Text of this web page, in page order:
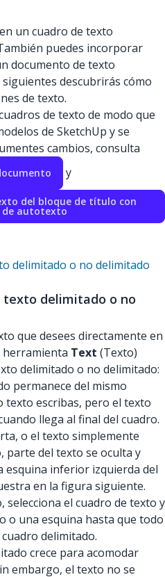
un cuadro de texto
puedes incorporar
documento de texto
descubrirás cómo
de texto.
de texto de modo que
de SketchUp y se
cambios, consulta
y
del bloque de título con
autotexto
delimitado o no delimitado
texto delimitado o no
que desees directamente en
herramienta Text (Texto)
delimitado o no delimitado:
permanece del mismo
escribas, pero el texto
llega al final del cuadro.
o el texto simplemente
parte del texto se oculta y
esquina inferior izquierda del
en la figura siguiente.
el cuadro de texto y
o una esquina hasta que todo
delimitado.
crece para acomodar
embargo, el texto no se